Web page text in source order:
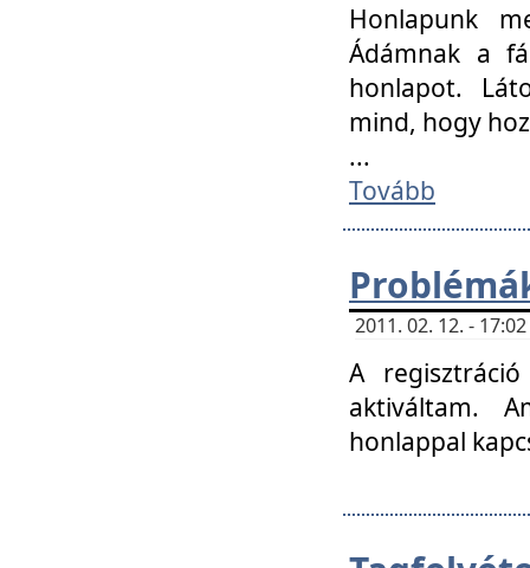
Honlapunk
Ádámnak a
honlapot.
mind, hogy
...
Tovább
2011. 02. 12. -
A
aktiváltam.
honlappal